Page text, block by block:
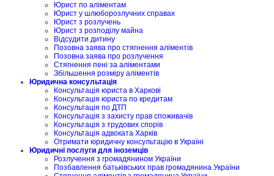
Юрист по аліментам
Юрист у шлюборозлучних справах
Юрист з розлучень
Юрист з розподілу майна
Відсудити дитину
Позовна заява про стягнення аліментів
Позовна заява про розлучення
Стягнення пені за аліментами
Збільшення розміру аліментів
Юридична консультація
Консультація юриста в Харкові
Консультація юриста по кредитам
Консультація по ДТП
Консультація з захисту прав споживачів
Консультація з трудових спорів
Консультація адвоката Харків
Отримати юридичну консультацію в Україні
Юридичні послуги для іноземців
Розлучення з громадянином України
Позбавлення батьківських прав громадянина України